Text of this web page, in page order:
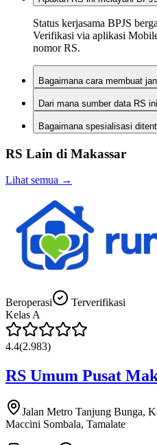
Status kerjasama BPJS
Verifikasi via aplikasi
nomor RS.
Bagaimana cara membuat
Dari mana sumber data RS
Bagaimana spesialisasi
RS Lain di Makassar
Lihat semua →
Beroperasi
Terverifikasi
Kelas A
4.4(2.983)
RS Umum Pusat
Jalan Metro Tanjung Bunga,
Maccini Sombala, Tamalate